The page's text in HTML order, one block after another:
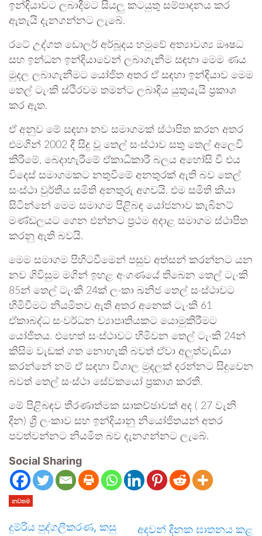
ඉන්දියාවට ලබාදීමට සියලු කටයුතු සම්පාදනය කර
ඇතැයි දැනගන්නට ලැබේ.
රටේ උද්ගත ඩොලර් අර්බූදය හමුවේ අත්‍යාවශ්‍ය ඖෂධ
සහ ඉන්ධන ඉන්දියාවෙන් ලබාගැනීම සඳහා මෙම ණය
මුදල ලබාගැනීමට යෝජිත අතර ඒ සඳහා ඉන්දියාව මෙම
තෙල් ටැංකි ස්ථිරවම තමන්ට ලබාදිය යුතුයැයි ප්‍රකාශ
කර ඇත.
ඒ අනුව මේ සඳහා නව සමාගමක් ස්ථාපිත කරන අතර
එමගින් 2002 දී සිදු වූ තෙල් සංස්ථාව සතු තෙල් අලෙවි
කිරීමේ, බෙදාහැරීමේ ඒකාධිකාරී බලය අහෝසි වී එය
විදෙස් සමාගමකට නතුවීමේ අනතුරක් ඇති බව තෙල්
සංස්ථා වුර්තීය සමිති අනතුරු අගවයි. එම සමිති කියා
සිටින්නේ මෙම සමාගම පිළිබඳ යෝජනාව කැබිනට්
මණ්ඩලයට ගෙන එන්නට ප්‍රථම අදාළ සමාගම ස්ථාපිත
කරනු ඇති බවයි.
මෙම සමාගම පිහිටවීමෙන් පසුව අත්සන් කරන්නට යන
නව ගිවිසුම මගින් ඉහළ අංගණයේ තිබෙන තෙල් ටැංකි
85න් තෙල් ටැංකි 24ක් ලංකා ඛනිජ තෙල් සංස්ථාවට
හිමිවීමට නියමිතව ඇති අතර අනෙක් ටැංකි 61
ඒකාබද්ධ සංවර්ධන ව්‍යාපෘතියකට යොමුකිරීමට
යෝජිතය. එහෙත් සංස්ථාවට හිමිවන තෙල් ටැංකි 24න්
කිසිම වැඩක් ගත නොහැකි බවත් ඒවා අලුත්වැඩියා
කරන්නේ නම් ඒ සඳහා විශාල මුදලක් දරන්නට සිදුවෙන
බවත් තෙල් සංස්ථා සේවකයෝ ප්‍රකාශ කරති.
මේ පිළිබඳව තීරණාත්මක සාකච්ඡාවක් අද ( 27 වැනි
දින) ශ්‍රී ලංකාව සහ ඉන්දියානු නියෝජිතයන් අතර
පවත්වන්නට නියමිත බව දැනගන්නට ලැබේ.
Social Sharing
නවතම
දුම්රිය පුද්ගලීකරණ, කසු
අදවන් දිනක ඝාතනය කළ